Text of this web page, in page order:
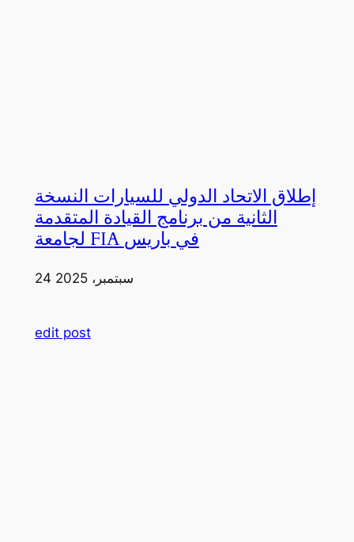
إطلاق الاتحاد الدولي للسيارات النسخة
الثانية من برنامج القيادة المتقدمة
لجامعة FIA في باريس
24 سبتمبر، 2025
edit post